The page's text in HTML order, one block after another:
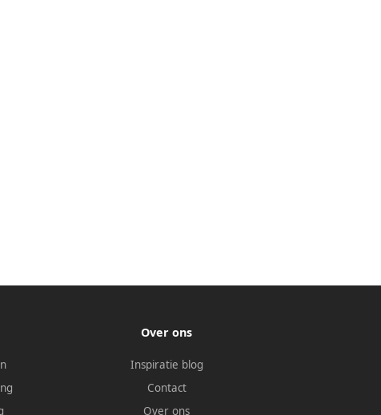
Over ons
Inspiratie blog
Contact
Over ons